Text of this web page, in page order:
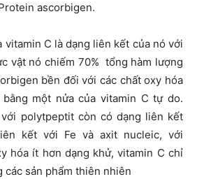
ascorbigen.
vitamin C là dạng liên kết của nó với
vật nó chiếm 70% tổng hàm lượng
bền đối với các chất oxy hóa
một nửa của vitamin C tự do.
polytpeptit còn có dạng liên kết
kết với Fe và axit nucleic, với
hóa ít hơn dạng khử, vitamin C chỉ
các sản phẩm thiên nhiên